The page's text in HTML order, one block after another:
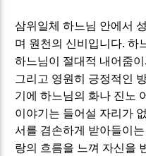
삼위일체 하느님 안에서
며 원천의 신비입니다.하
하느님이 절대적 내어줌
그리고 영원히 긍정적인
기에 하느님의 화나 진노
이야기는 들어설 자리가
서를 겸손하게 받아들이
랑의 흐름을 느껴 자신을